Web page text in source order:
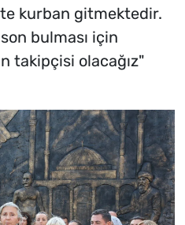
kurban gitmektedir.
bulması için
takipçisi olacağız"